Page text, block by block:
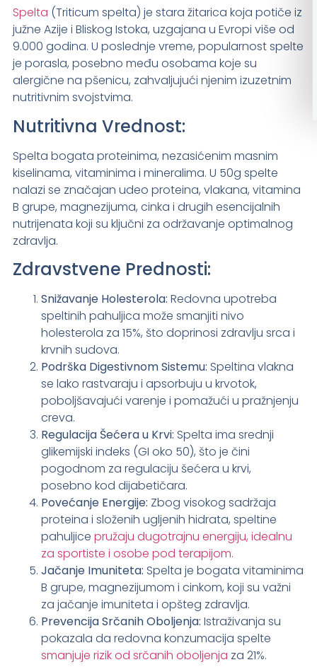
Spelta (Triticum spelta) je stara žitarica koja potiče iz
južne Azije i Bliskog Istoka, uzgajana u Evropi više od
9.000 godina. U poslednje vreme, popularnost spelte
je porasla, posebno među osobama koje su
alergične na pšenicu, zahvaljujući njenim izuzetnim
nutritivnim svojstvima.
Nutritivna Vrednost:
Spelta bogata proteinima, nezasićenim masnim
kiselinama, vitaminima i mineralima. U 50g spelte
nalazi se značajan udeo proteina, vlakana, vitamina
B grupe, magnezijuma, cinka i drugih esencijalnih
nutrijenata koji su ključni za održavanje optimalnog
zdravlja.
Zdravstvene Prednosti:
Snižavanje Holesterola: Redovna upotreba
speltinih pahuljica može smanjiti nivo
holesterola za 15%, što doprinosi zdravlju srca i
krvnih sudova.
Podrška Digestivnom Sistemu: Speltina vlakna
se lako rastvaraju i apsorbuju u krvotok,
poboljšavajući varenje i pomažući u pražnjenju
creva.
Regulacija Šećera u Krvi: Spelta ima srednji
glikemijski indeks (GI oko 50), što je čini
pogodnom za regulaciju šećera u krvi,
posebno kod dijabetičara.
Povećanje Energije: Zbog visokog sadržaja
proteina i složenih ugljenih hidrata, speltine
pahuljice pružaju dugotrajnu energiju, idealnu
za sportiste i osobe pod terapijom.
Jačanje Imuniteta: Spelta je bogata vitaminima
B grupe, magnezijumom i cinkom, koji su važni
za jačanje imuniteta i opšteg zdravlja.
Prevencija Srčanih Oboljenja: Istraživanja su
pokazala da redovna konzumacija spelte
smanjuje rizik od srčanih oboljenja za 21%.